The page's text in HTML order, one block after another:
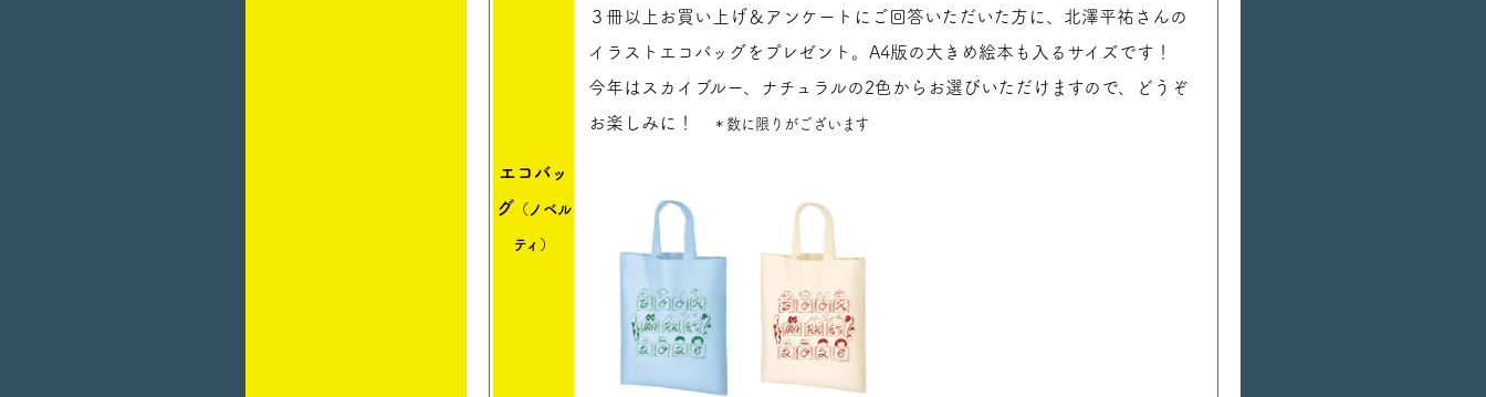
エコバッ
グ （ノベル
ティ）
３冊以上お買い上げ＆アンケートにご回答いただいた方に、北澤平祐さんの
イラストエコバッグをプレゼント。A4版の大きめ絵本も入るサイズです！
今年はスカイブルー、ナチュラルの2色からお選びいただけますので、どうぞ
お楽しみに！
＊数に限りがございます